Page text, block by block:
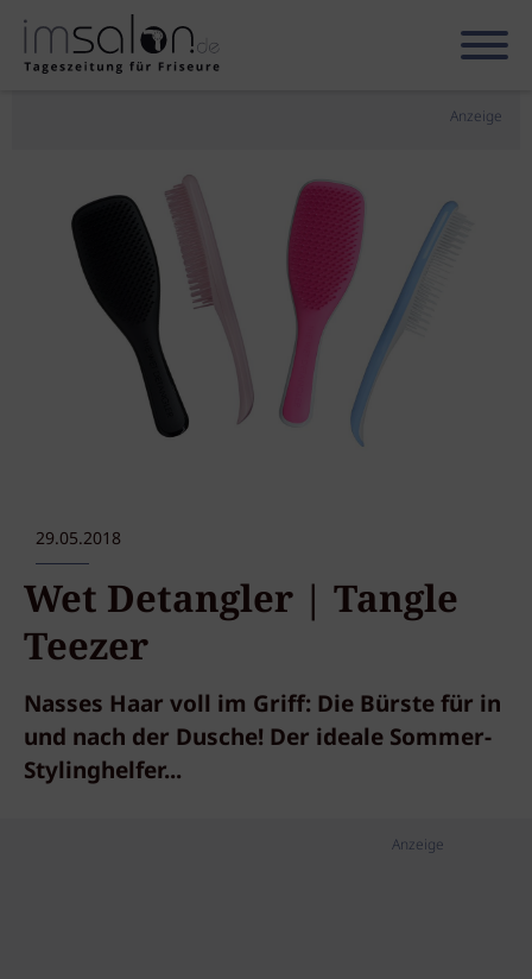
Anzeige
29.05.2018
Wet Detangler | Tangle
Teezer
Nasses Haar voll im Griff: Die Bürste für in
und nach der Dusche! Der ideale Sommer-
Stylinghelfer...
Anzeige